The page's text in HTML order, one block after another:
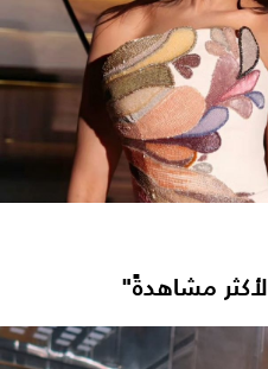
مشاهدةً"